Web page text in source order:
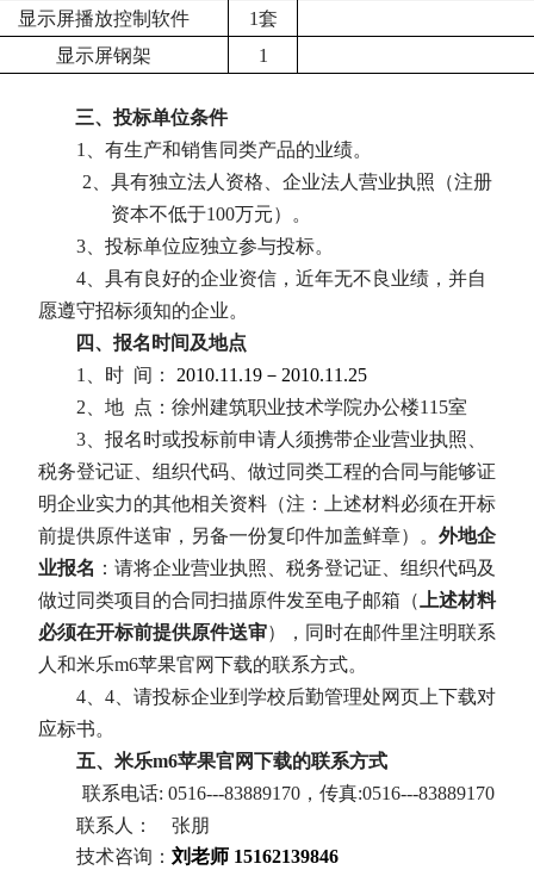
显示屏播放控制软件
1套
显示屏钢架
1
三、投标单位条件
1
、有生产和销售同类产品的业绩。
2 、具有独立法人资格、企业法人营业执照（注册
资本不低于100万元）。
3 、投标单位应独立参与投标。
4 、具有良好的企业资信，近年无不良业绩，并自
愿遵守招标须知的企业。
四、报名时间及地点
1
、时 间： 2010.11.19 － 2010.11.25
2 、地 点： 徐州建筑职业技术学院办公楼115室
3 、报名时或投标前申请人须携带企业营业执照、
税务登记证、组织代码、做过同类工程的合同与能够证
明企业实力的其他相关资料（注：上述材料必须在开标
前提供原件送审，另备一份复印件加盖鲜章）。 外地企
业报名 ：请将企业营业执照、税务登记证、组织代码及
做过同类项目的合同扫描原件发至电子邮箱（
上述材料
必须在开标前提供原件送审），同时在邮件里注明联系
人和米乐m6苹果官网下载的联系方式。
4
4 、请投标企业到学校后勤管理处网页上下载对
应标书。
五、米乐m6苹果官网下载的联系方式
联系电话: 0516---83889170 ，传真:0516---83889170
联系人：
张朋
技术咨询： 刘老师 15162139846